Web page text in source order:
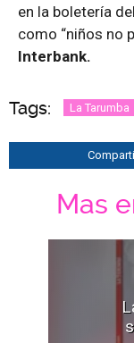
en la boletería
como “niños no
Interbank.
Tags: La Tarumba
Mas